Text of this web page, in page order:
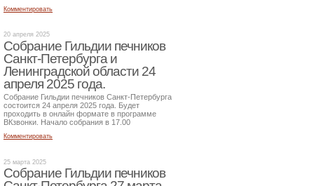
Комментировать
20 апреля 2025
Собрание Гильдии печников
Санкт-Петербурга и
Ленинградской области 24
апреля 2025 года.
Собрание Гильдии печников Санкт-Петербурга
состоится 24 апреля 2025 года. Будет
проходить в онлайн формате в программе
ВКзвонки. Начало собрания в 17.00
Комментировать
25 марта 2025
Собрание Гильдии печников